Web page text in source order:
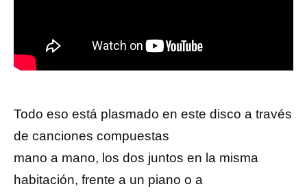
Todo eso está plasmado en este disco a través
de canciones compuestas
mano a mano, los dos juntos en la misma
habitación, frente a un piano o a